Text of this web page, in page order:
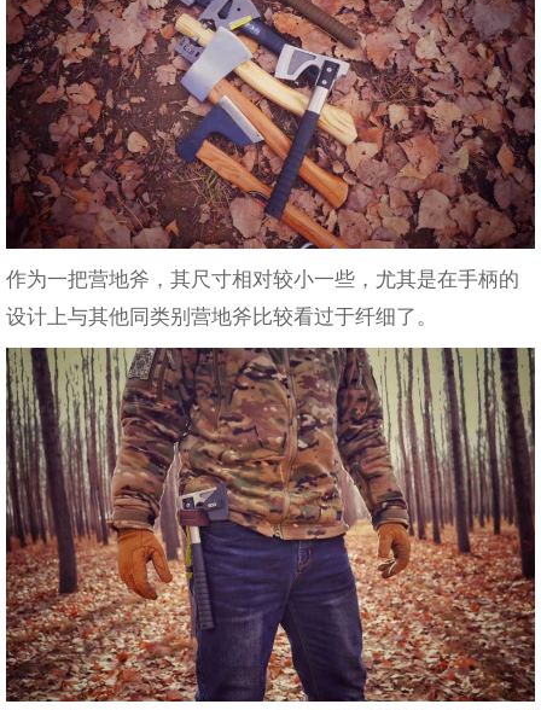
作为一把营地斧，其尺寸相对较小一些，尤其是在手柄的
设计上与其他同类别营地斧比较看过于纤细了。